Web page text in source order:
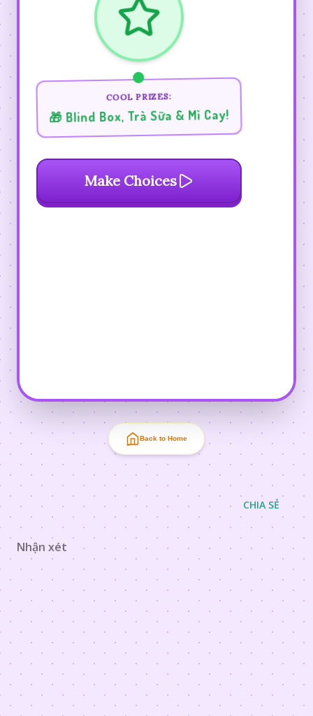
COOL PRIZES:
🎁 Blind Box, Trà Sữa & Mì Cay!
Make Choices
Back to Home
CHIA SẺ
Nhận xét